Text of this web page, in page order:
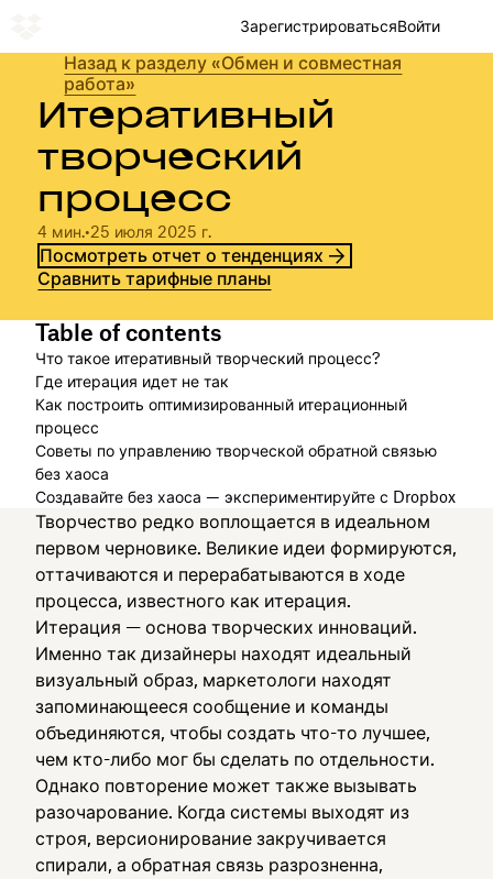
ЗарегистрироватьсяВойти
Назад к разделу «Обмен и совместная
работа»
Итеративный
творческий
процесс
4 мин.•25 июля 2025 г.
Посмотреть отчет о тенденциях
Сравнить тарифные планы
Table of contents
Что такое итеративный творческий процесс?
Где итерация идет не так
Как построить оптимизированный итерационный
процесс
Советы по управлению творческой обратной связью
без хаоса
Создавайте без хаоса — экспериментируйте с Dropbox
Творчество редко воплощается в идеальном
первом черновике. Великие идеи формируются,
оттачиваются и перерабатываются в ходе
процесса, известного как итерация.
Итерация — основа творческих инноваций.
Именно так дизайнеры находят идеальный
визуальный образ, маркетологи находят
запоминающееся сообщение и команды
объединяются, чтобы создать что-то лучшее,
чем кто-либо мог бы сделать по отдельности.
Однако повторение может также вызывать
разочарование. Когда системы выходят из
строя, версионирование закручивается
спирали, а обратная связь разрозненна,